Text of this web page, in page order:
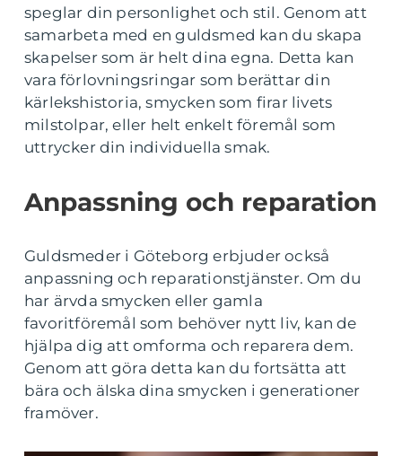
speglar din personlighet och stil. Genom att
samarbeta med en guldsmed kan du skapa
skapelser som är helt dina egna. Detta kan
vara förlovningsringar som berättar din
kärlekshistoria, smycken som firar livets
milstolpar, eller helt enkelt föremål som
uttrycker din individuella smak.
Anpassning och reparation
Guldsmeder i Göteborg erbjuder också
anpassning och reparationstjänster. Om du
har ärvda smycken eller gamla
favoritföremål som behöver nytt liv, kan de
hjälpa dig att omforma och reparera dem.
Genom att göra detta kan du fortsätta att
bära och älska dina smycken i generationer
framöver.